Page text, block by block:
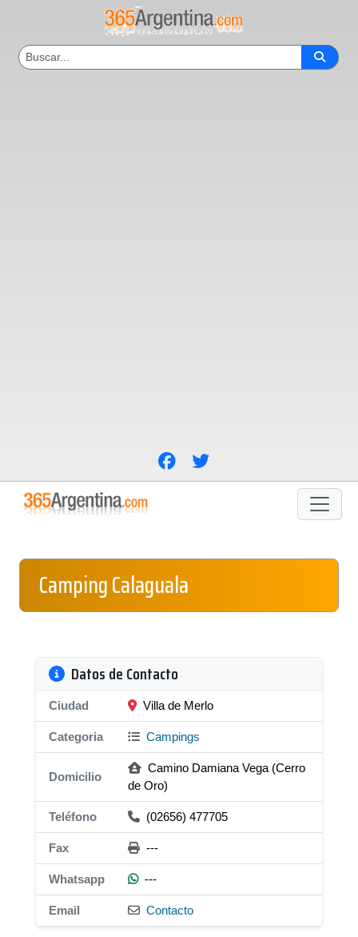
Camping Calaguala
Datos de Contacto
Ciudad Villa de Merlo
Categoria Campings
Domicilio
Camino Damiana Vega (Cerro
de Oro)
Teléfono (02656) 477705
Fax ---
Whatsapp ---
Email Contacto